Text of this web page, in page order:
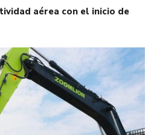
aérea con el inicio de